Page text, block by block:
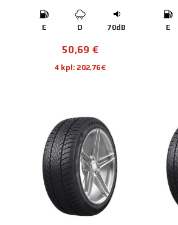
E D 70dB
50,69 €
4 kpl: 202,76€
E